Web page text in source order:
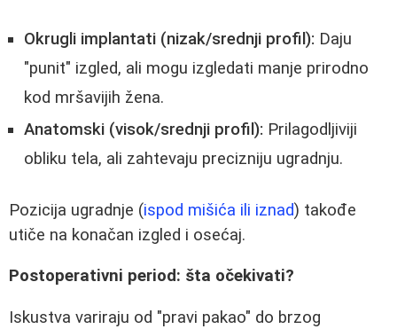
Okrugli implantati (nizak/srednji profil): Daju
"punit" izgled, ali mogu izgledati manje prirodno
kod mršavijih žena.
Anatomski (visok/srednji profil): Prilagodljiviji
obliku tela, ali zahtevaju precizniju ugradnju.
Pozicija ugradnje (ispod mišića ili iznad) takođe
utiče na konačan izgled i osećaj.
Postoperativni period: šta očekivati?
Iskustva variraju od "pravi pakao" do brzog